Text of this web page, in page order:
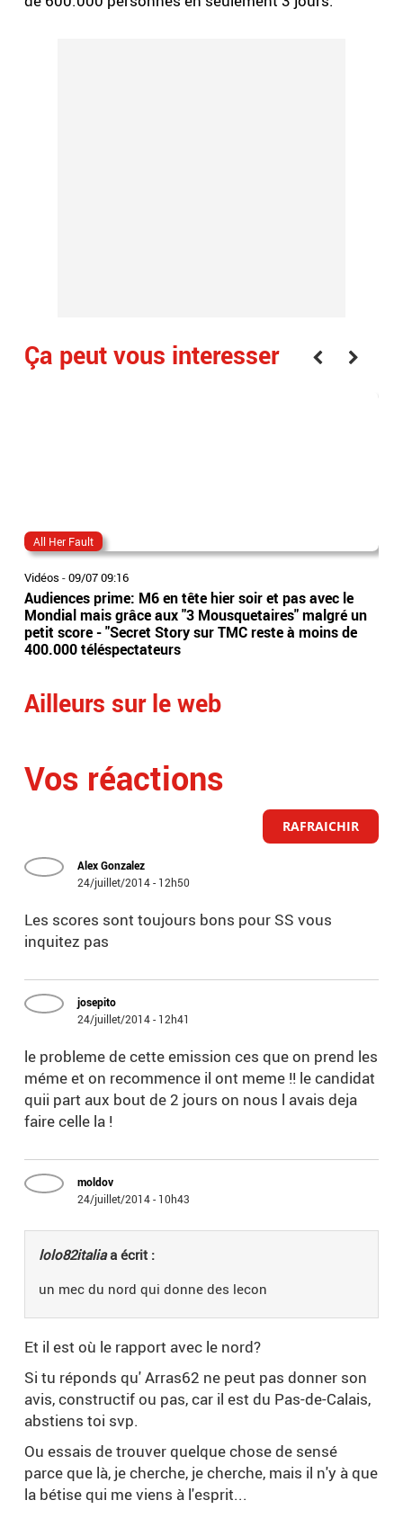
Ça peut vous interesser
All Her Fault
Vidéos -09/07 09:16
Audiences prime: M6 en tête hier soir et pas avec le
Mondial mais grâce aux "3 Mousquetaires" malgré un
petit score - "Secret Story sur TMC reste à moins de
400.000 téléspectateurs
Ailleurs sur le web
Vos réactions
RAFRAICHIR
Alex Gonzalez
24/juillet/2014 - 12h50
Les scores sont toujours bons pour SS vous
inquitez pas
josepito
24/juillet/2014 - 12h41
le probleme de cette emission ces que on prend les
méme et on recommence il ont meme !! le candidat
quii part aux bout de 2 jours on nous l avais deja
faire celle la !
moldov
24/juillet/2014 - 10h43
lolo82italiaa écrit :
un mec du nord qui donne des lecon
Et il est où le rapport avec le nord?
Si tu réponds qu' Arras62 ne peut pas donner son
avis, constructif ou pas, car il est du Pas-de-Calais,
abstiens toi svp.
Ou essais de trouver quelque chose de sensé
parce que là, je cherche, je cherche, mais il n'y à que
la bétise qui me viens à l'esprit...